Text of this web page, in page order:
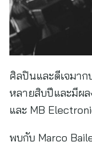
ศิลปินและดีเจมา
หลายสิบปีและมีผล
และ MB
พบกับ Marco